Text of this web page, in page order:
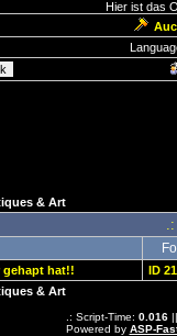
Hier ist das
& Art
gehapt hat!!
ID
& Art
.: Script-Time: 0.016||
Powered by ASP-